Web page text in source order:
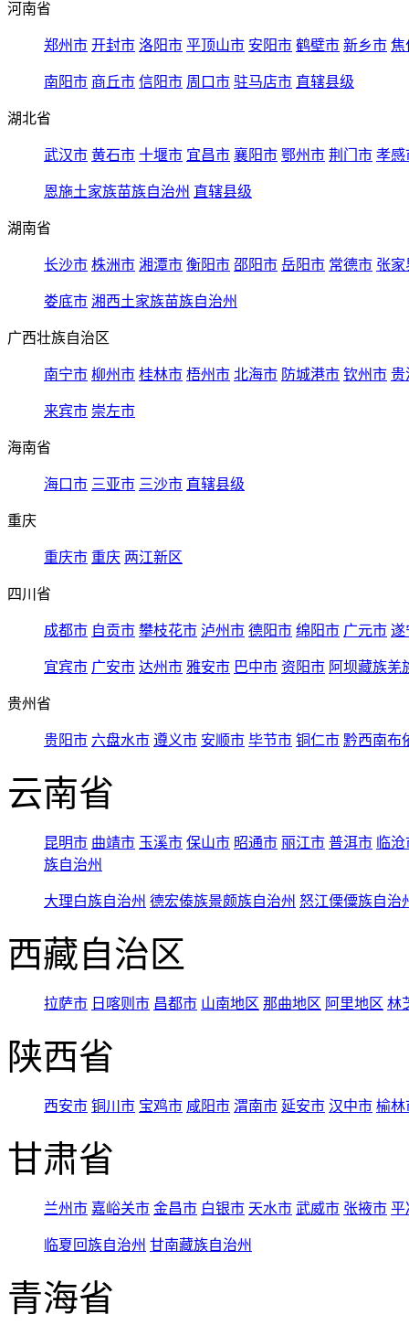
河南省
郑州市 开封市 洛阳市 平顶山市 安阳市 鹤壁市 新乡市 焦
南阳市 商丘市 信阳市 周口市 驻马店市 直辖县级
湖北省
武汉市 黄石市 十堰市 宜昌市 襄阳市 鄂州市 荆门市 孝感
恩施土家族苗族自治州 直辖县级
湖南省
长沙市 株洲市 湘潭市 衡阳市 邵阳市 岳阳市 常德市 张家
娄底市 湘西土家族苗族自治州
广西壮族自治区
南宁市 柳州市 桂林市 梧州市 北海市 防城港市 钦州市 贵
来宾市 崇左市
海南省
海口市 三亚市 三沙市 直辖县级
重庆
重庆市 重庆 两江新区
四川省
成都市 自贡市 攀枝花市 泸州市 德阳市 绵阳市 广元市 遂
宜宾市 广安市 达州市 雅安市 巴中市 资阳市 阿坝藏族羌
贵州省
贵阳市 六盘水市 遵义市 安顺市 毕节市 铜仁市 黔西南布
云南省
昆明市 曲靖市 玉溪市 保山市 昭通市 丽江市 普洱市 临
族自治州
大理白族自治州 德宏傣族景颇族自治州 怒江傈僳族自治
西藏自治区
拉萨市 日喀则市 昌都市 山南地区 那曲地区 阿里地区 林
陕西省
西安市 铜川市 宝鸡市 咸阳市 渭南市 延安市 汉中市 榆林
甘肃省
兰州市 嘉峪关市 金昌市 白银市 天水市 武威市 张掖市 平
临夏回族自治州 甘南藏族自治州
青海省